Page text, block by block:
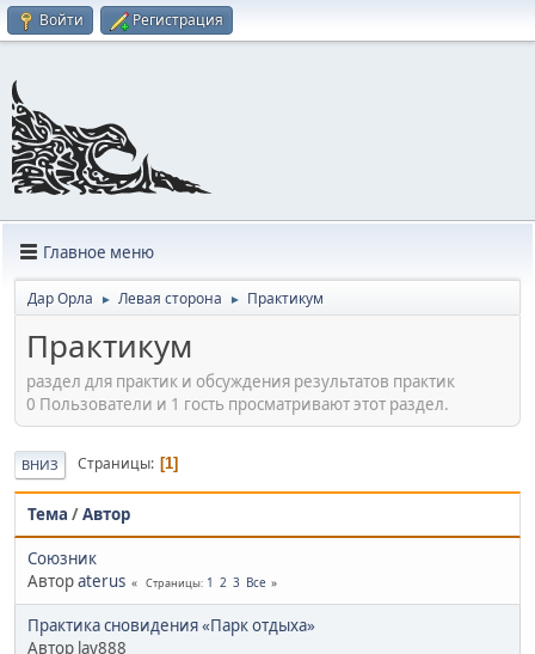
Войти Регистрация
Главное меню
Дар Орла ► Левая сторона ► Практикум
Практикум
раздел для практик и обсуждения результатов практик
0 Пользователи и 1 гость просматривают этот раздел.
ВНИЗ Страницы 1
Тема /Автор
Союзник
Авторaterus Страницы 1 2 3 Все
Практика сновидения «Парк отдыха»
Автор lay888